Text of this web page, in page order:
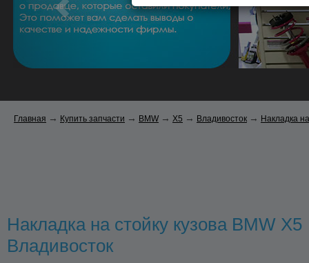
Главная → Купить запчасти → BMW → X5 → Владивосток → Накладка
Накладка на стойку кузова BMW X5
Владивосток